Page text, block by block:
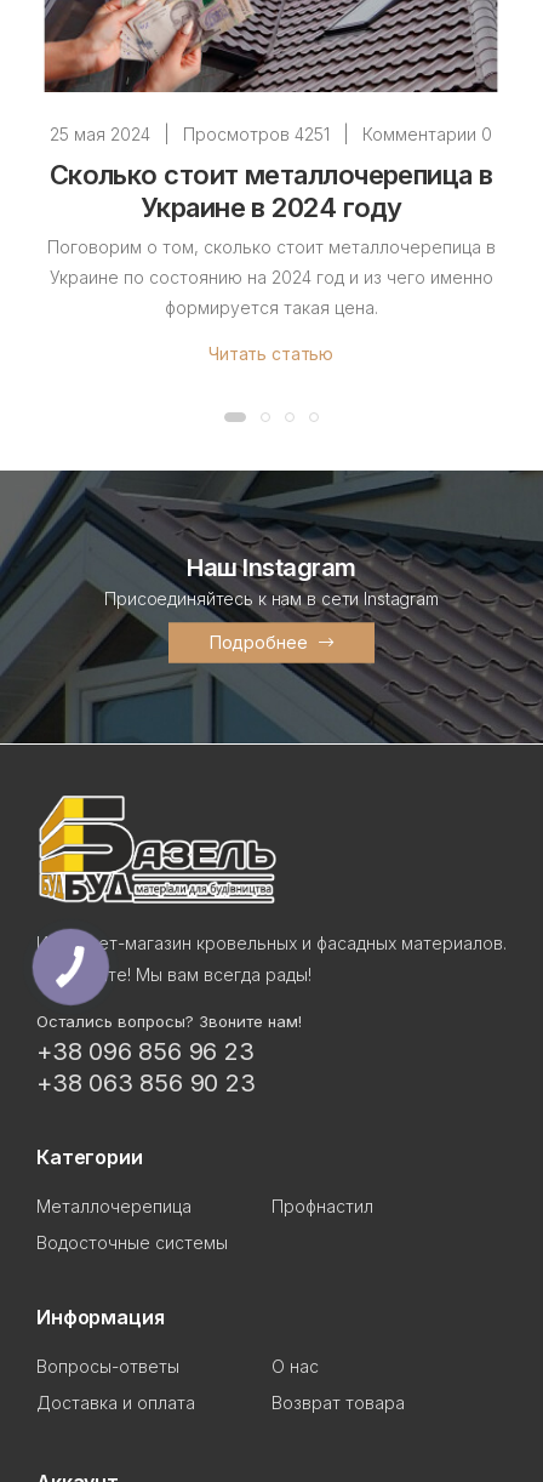
25 мая 2024 Просмотров 4251 Комментарии 0
Сколько стоит металлочерепица в
Украине в 2024 году
Поговорим о том, сколько стоит металлочерепица в
Украине по состоянию на 2024 год и из чего именно
формируется такая цена.
Читать статью
Наш Instagram
Присоединяйтесь к нам в сети Instagram
Подробнее
Интернет-магазин кровельных и фасадных материалов.
Приходите! Мы вам всегда рады!
Остались вопросы? Звоните нам!
+38 096 856 96 23
+38 063 856 90 23
Категории
Металлочерепица
Профнастил
Водосточные системы
Информация
Вопросы-ответы
О нас
Доставка и оплата
Возврат товара